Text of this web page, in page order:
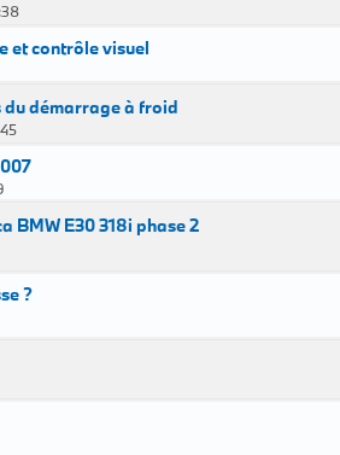
et contrôle visuel
démarrage à froid
BMW E30 318i phase 2
?